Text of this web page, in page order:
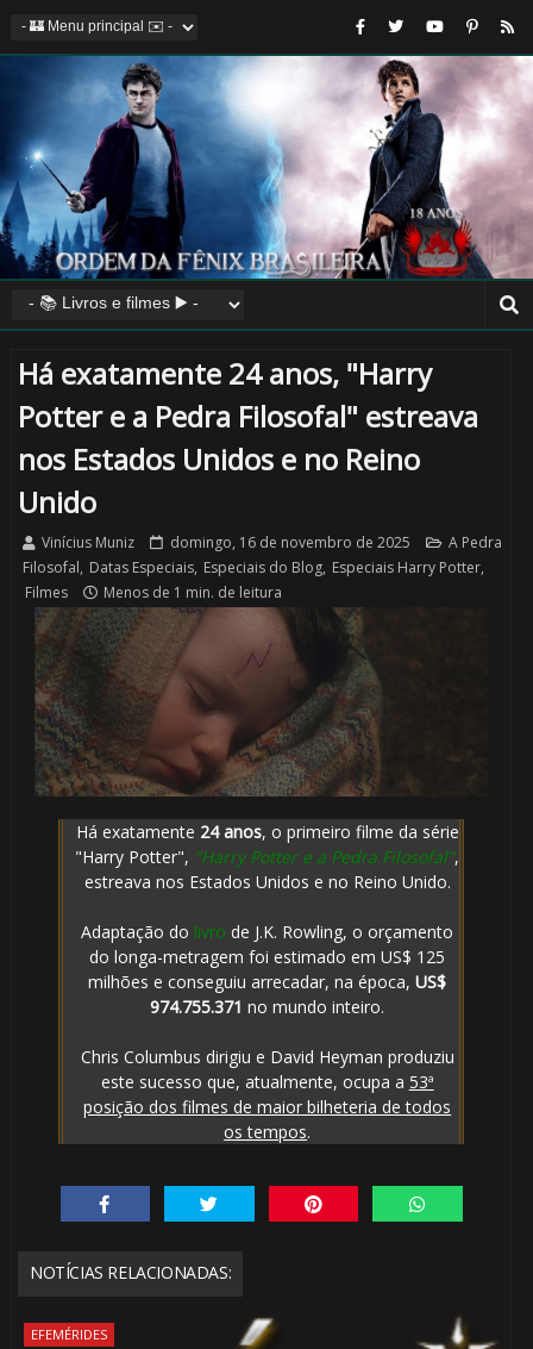
Há exatamente 24 anos, "Harry
Potter e a Pedra Filosofal" estreava
nos Estados Unidos e no Reino
Unido
Vinícius Muniz domingo, 16 de novembro de 2025
A Pedra
Filosofal, Datas Especiais, Especiais do Blog, Especiais Harry Potter,
Filmes
Menos de 1 min. de leitura
Há exatamente 24 anos, o primeiro filme da série
"Harry Potter", "Harry Potter e a Pedra Filosofal",
estreava nos Estados Unidos e no Reino Unido.
Adaptação do livro de J.K. Rowling, o orçamento
do longa-metragem foi estimado em US$ 125
milhões e conseguiu arrecadar, na época,US$
974.755.371 no mundo inteiro.
Chris Columbus dirigiu e David Heyman produziu
este sucesso que, atualmente, ocupa a 53ª
posição dos filmes de maior bilheteria de todos
os tempos.
NOTÍCIAS RELACIONADAS:
EFEMÉRIDES